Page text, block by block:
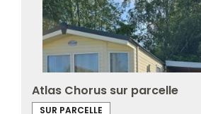
Atlas Chorus sur parcelle
SUR PARCELLE